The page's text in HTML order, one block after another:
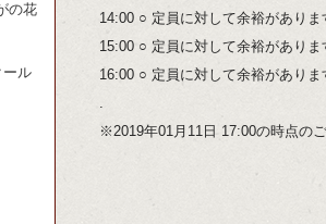
14:00 ○ 定員に対して余裕がありま
15:00 ○ 定員に対して余裕がありま
16:00 ○ 定員に対して余裕がありま
.
※2019年01月11日 17:00の時点の
の花
ール